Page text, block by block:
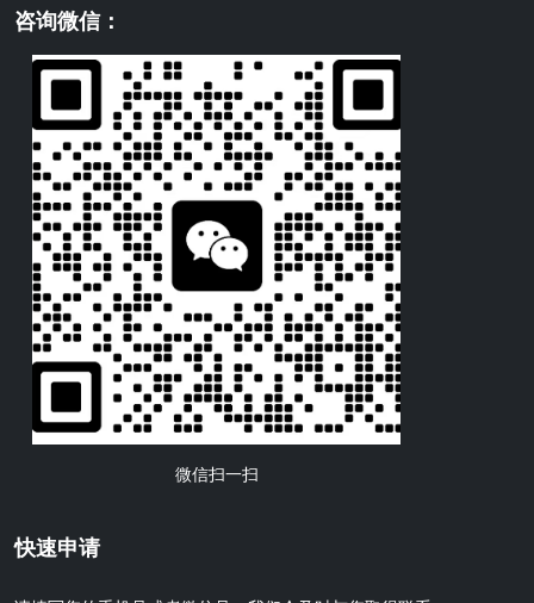
咨询微信：
微信扫一扫
快速申请